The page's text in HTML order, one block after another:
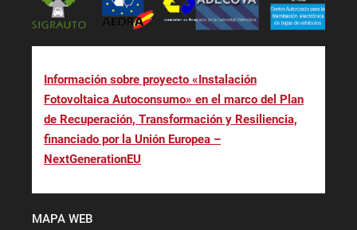
Información sobre proyecto «Instalación
Fotovoltaica Autoconsumo» en el marco del Plan
de Recuperación, Transformación y Resiliencia,
financiado por la Unión Europea –
NextGenerationEU
MAPA WEB